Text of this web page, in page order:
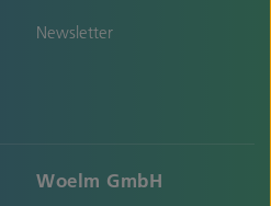
Newsletter
Woelm GmbH